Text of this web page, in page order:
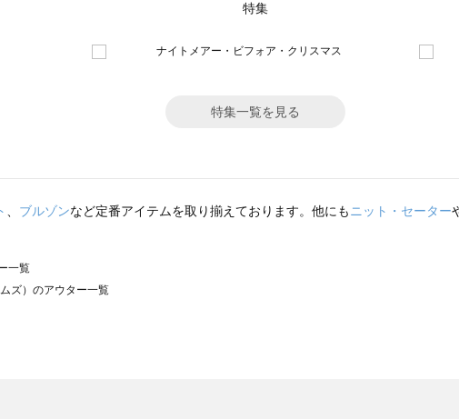
特集
特集一覧を見る
、 ブルゾンなど定番アイテムを取り揃えております。他にもニット・セーター
一覧
ズ）のアウター一覧
サモスモス）のアウター一覧
ム）のアウター一覧